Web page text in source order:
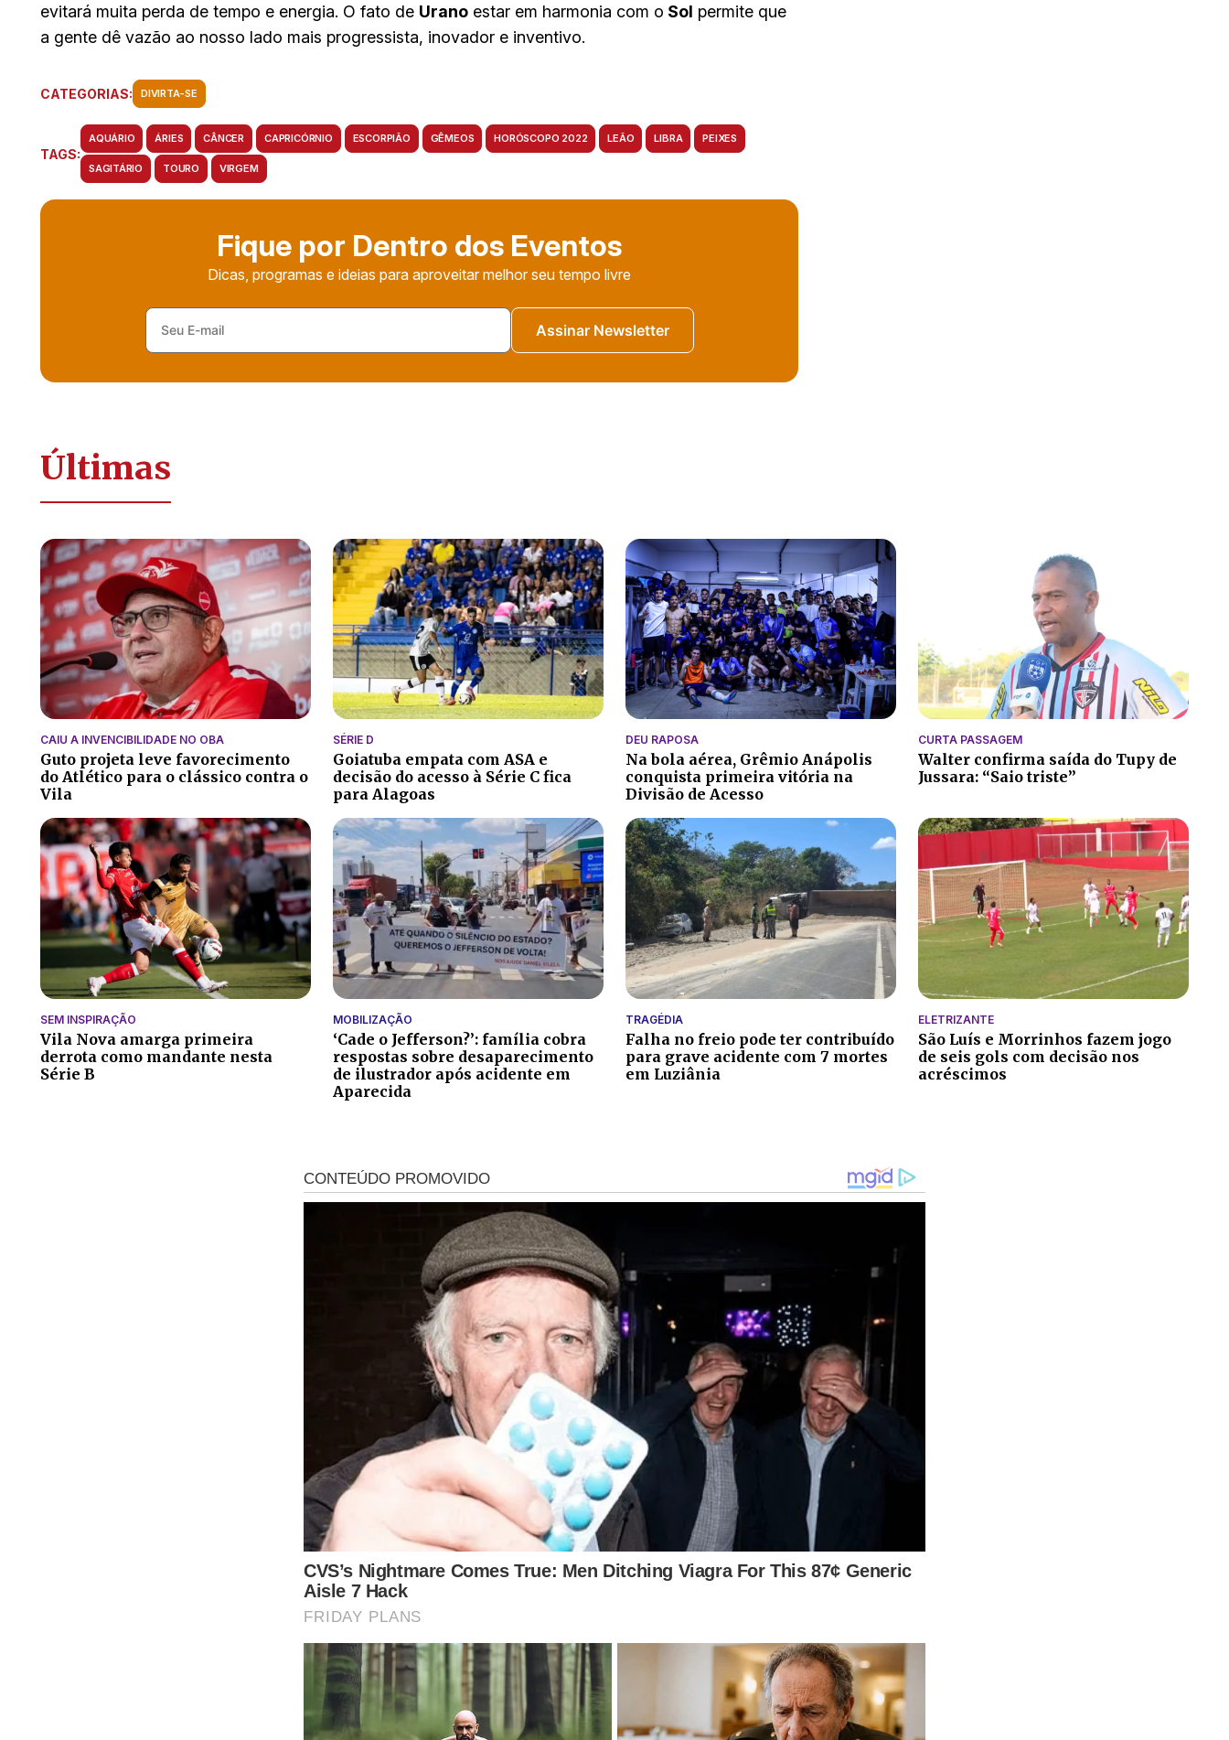
evitará muita perda de tempo e energia. O fato de Urano estar em harmonia com o Sol permite que
a gente dê vazão ao nosso lado mais progressista, inovador e inventivo.
CATEGORIAS: DIVIRTA-SE
TAGS:
AQUÁRIO ÁRIES CÂNCER CAPRICÓRNIO ESCORPIÃO GÊMEOS HORÓSCOPO 2022 LEÃO LIBRA PEIXES
SAGITÁRIO TOURO VIRGEM
Fique por Dentro dos Eventos
Dicas, programas e ideias para aproveitar melhor seu tempo livre
Assinar Newsletter
Últimas
CAIU A INVENCIBILIDADE NO OBA
Guto projeta leve favorecimento
do Atlético para o clássico contra o
Vila
SÉRIE D
Goiatuba empata com ASA e
decisão do acesso à Série C fica
para Alagoas
DEU RAPOSA
Na bola aérea, Grêmio Anápolis
conquista primeira vitória na
Divisão de Acesso
CURTA PASSAGEM
Walter confirma saída do Tupy de
Jussara: “Saio triste”
SEM INSPIRAÇÃO
Vila Nova amarga primeira
derrota como mandante nesta
Série B
MOBILIZAÇÃO
‘Cade o Jefferson?’: família cobra
respostas sobre desaparecimento
de ilustrador após acidente em
Aparecida
TRAGÉDIA
Falha no freio pode ter contribuído
para grave acidente com 7 mortes
em Luziânia
ELETRIZANTE
São Luís e Morrinhos fazem jogo
de seis gols com decisão nos
acréscimos